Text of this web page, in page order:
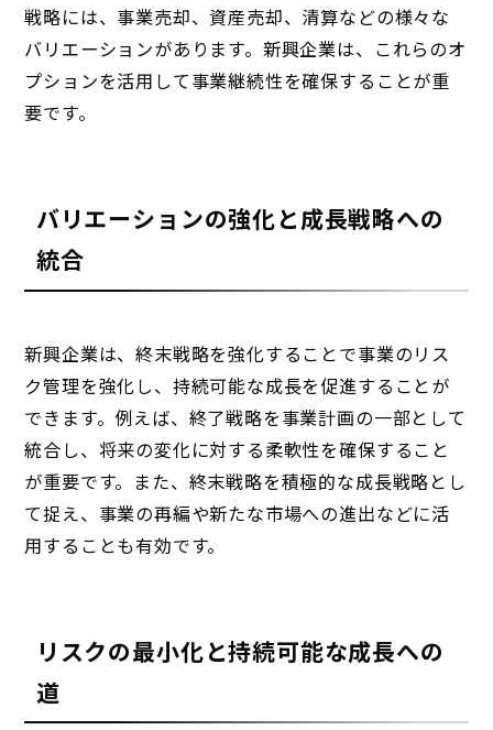
戦略には、事業売却、資産売却、清算などの様々な
バリエーションがあります。新興企業は、これらのオ
プションを活用して事業継続性を確保することが重
要です。
バリエーションの強化と成長戦略への
統合
新興企業は、終末戦略を強化することで事業のリス
ク管理を強化し、持続可能な成長を促進することが
できます。例えば、終了戦略を事業計画の一部として
統合し、将来の変化に対する柔軟性を確保すること
が重要です。また、終末戦略を積極的な成長戦略とし
て捉え、事業の再編や新たな市場への進出などに活
用することも有効です。
リスクの最小化と持続可能な成長への
道